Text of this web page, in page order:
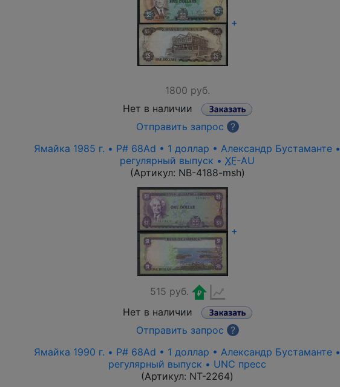
+
1800 руб.
Нет в наличии
Отправить запрос
?
Ямайка 1985 г. • P# 68Ad • 1 доллар • Александр Бустаманте •
регулярный выпуск • XF-AU
(Артикул: NB-4188-msh)
+
515 руб.
Нет в наличии
Отправить запрос
?
Ямайка 1990 г. • P# 68Ad • 1 доллар • Александр Бустаманте •
регулярный выпуск • UNC пресс
(Артикул: NT-2264)